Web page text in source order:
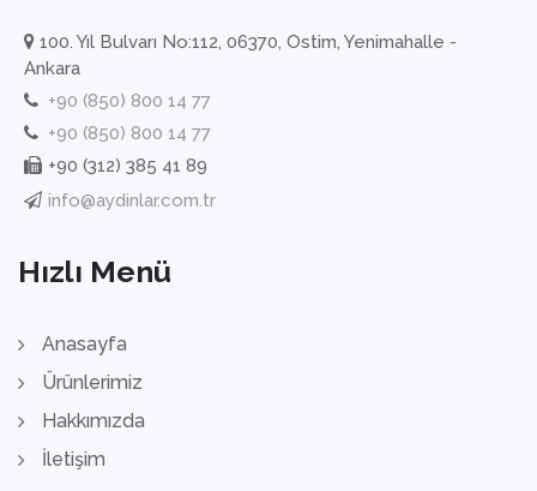
100. Yıl Bulvarı No:112, 06370, Ostim, Yenimahalle -
Ankara
+90 (850) 800 14 77
+90 (850) 800 14 77
+90 (312) 385 41 89
info@aydinlar.com.tr
Hızlı Menü
Anasayfa
Ürünlerimiz
Hakkımızda
İletişim